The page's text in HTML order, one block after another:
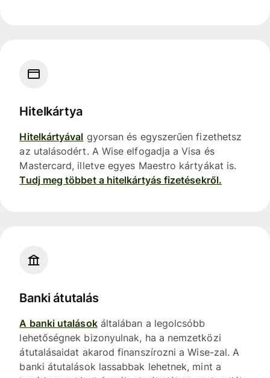
Hitelkártya
Hitelkártyával gyorsan és egyszerűen fizethetsz
az utalásodért. A Wise elfogadja a Visa és
Mastercard, illetve egyes Maestro kártyákat is.
Tudj meg többet a hitelkártyás fizetésekről.
Banki átutalás
A banki utalásokáltalában a legolcsóbb
lehetőségnek bizonyulnak, ha a nemzetközi
átutalásaidat akarod finanszírozni a Wise-zal. A
banki átutalások lassabbak lehetnek, mint a